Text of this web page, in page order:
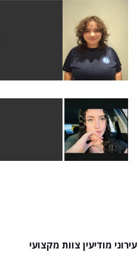
עירוני מודיעין צוות מקצועי